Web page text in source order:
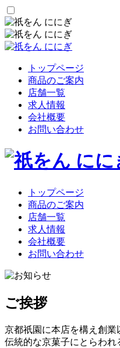
トップページ
商品のご案内
店舗一覧
求人情報
会社概要
お問い合わせ
トップページ
商品のご案内
店舗一覧
求人情報
会社概要
お問い合わせ
ご挨拶
京都祇園に本店を構え創業
伝統的な京菓子にとらわれ